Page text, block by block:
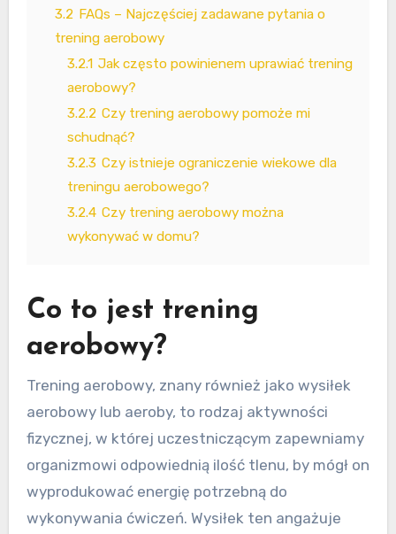
3.2 FAQs – Najczęściej zadawane pytania o
trening aerobowy
3.2.1 Jak często powinienem uprawiać trening
aerobowy?
3.2.2 Czy trening aerobowy pomoże mi
schudnąć?
3.2.3 Czy istnieje ograniczenie wiekowe dla
treningu aerobowego?
3.2.4 Czy trening aerobowy można
wykonywać w domu?
Co to jest trening
aerobowy?
Trening aerobowy, znany również jako wysiłek
aerobowy lub aeroby, to rodzaj aktywności
fizycznej, w której uczestniczącym zapewniamy
organizmowi odpowiednią ilość tlenu, by mógł on
wyprodukować energię potrzebną do
wykonywania ćwiczeń. Wysiłek ten angażuje